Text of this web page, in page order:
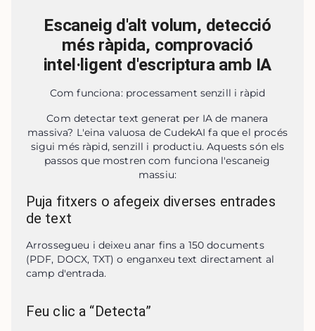
Escaneig d'alt volum, detecció
més ràpida, comprovació
intel·ligent d'escriptura amb IA
Com funciona: processament senzill i ràpid
Com detectar text generat per IA de manera
massiva? L'eina valuosa de CudekAI fa que el procés
sigui més ràpid, senzill i productiu. Aquests són els
passos que mostren com funciona l'escaneig
massiu:
Puja fitxers o afegeix diverses entrades
de text
Arrossegueu i deixeu anar fins a 150 documents
(PDF, DOCX, TXT) o enganxeu text directament al
camp d'entrada.
Feu clic a “Detecta”